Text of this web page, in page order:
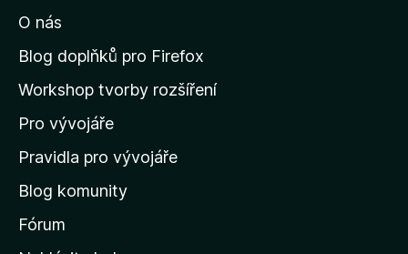
t
n
d
o
m
v
s
k
O nás
Blog doplňků pro Firefox
Workshop tvorby rozšíření
Pro vývojáře
Pravidla pro vývojáře
Blog komunity
Fórum